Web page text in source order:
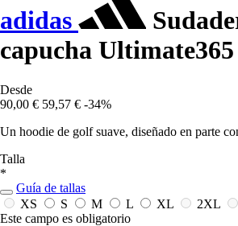
adidas
capucha Ultimate365
Desde
90,00 € 59,57 € -34%
Un hoodie de golf suave, diseñado en parte
Talla
*
Guía de tallas
XS
S M L XL 2XL
Este campo es obligatorio